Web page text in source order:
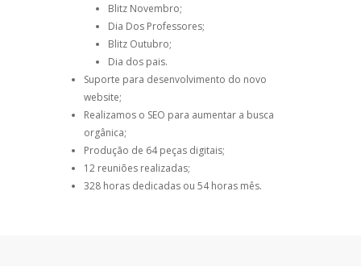
Blitz Novembro;
Dia Dos Professores;
Blitz Outubro;
Dia dos pais.
Suporte para desenvolvimento do novo
website;
Realizamos o SEO para aumentar a busca
orgânica;
Produção de 64 peças digitais;
12 reuniões realizadas;
328 horas dedicadas ou 54 horas mês.